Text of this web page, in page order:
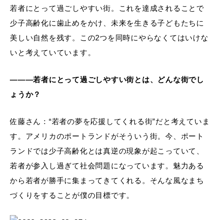
若者にとって過ごしやすい街。これを達成されることで
少子高齢化に歯止めをかけ、未来を生きる子どもたちに
美しい自然を残す。この2つを同時にやらなくてはいけな
いと考えていています。
―――若者にとって過ごしやすい街とは、どんな街でし
ょうか？
佐藤さん：“若者の夢を応援してくれる街”だと考えていま
す。アメリカのポートランドがそういう街。今、ポート
ランドでは少子高齢化とは真逆の現象が起こっていて、
若者が参入し過ぎて社会問題になっています。魅力ある
から若者が勝手に集まってきてくれる。そんな風なまち
づくりをすることが僕の目標です。